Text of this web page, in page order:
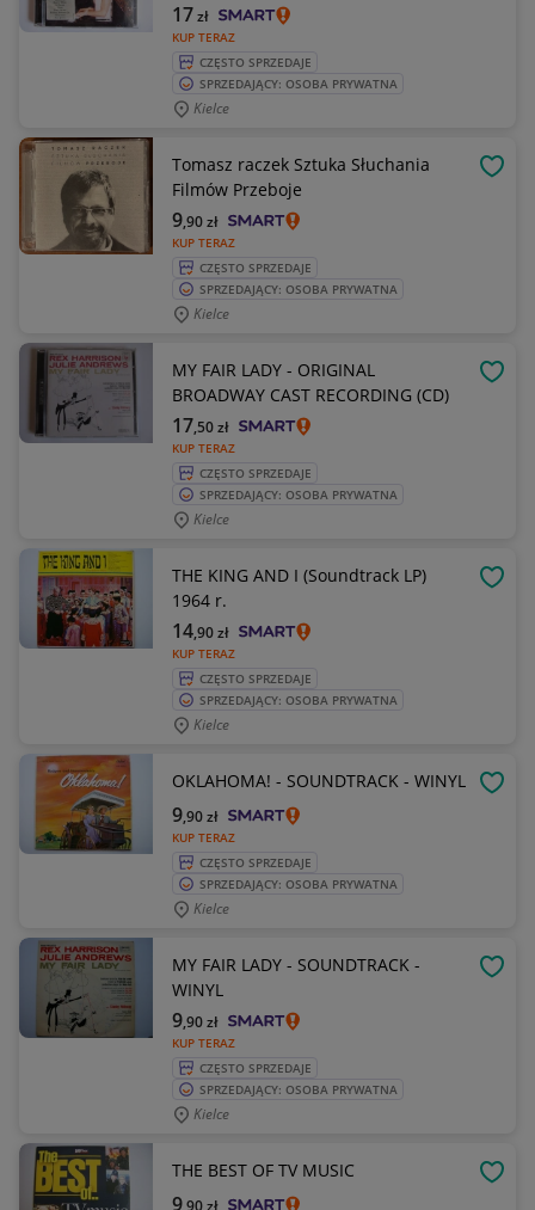
KUP TERAZ
17zł
CZĘSTO SPRZEDAJE
SPRZEDAJĄCY: OSOBA PRYWATNA
Kielce
Tomasz raczek Sztuka Słuchania
Filmów Przeboje
KUP TERAZ
9,90zł
CZĘSTO SPRZEDAJE
SPRZEDAJĄCY: OSOBA PRYWATNA
Kielce
MY FAIR LADY - ORIGINAL
BROADWAY CAST RECORDING (CD)
KUP TERAZ
17,50zł
CZĘSTO SPRZEDAJE
SPRZEDAJĄCY: OSOBA PRYWATNA
Kielce
THE KING AND I (Soundtrack LP)
1964 r.
KUP TERAZ
14,90zł
CZĘSTO SPRZEDAJE
SPRZEDAJĄCY: OSOBA PRYWATNA
Kielce
OKLAHOMA! - SOUNDTRACK - WINYL
KUP TERAZ
9,90zł
CZĘSTO SPRZEDAJE
SPRZEDAJĄCY: OSOBA PRYWATNA
Kielce
MY FAIR LADY - SOUNDTRACK -
WINYL
KUP TERAZ
9,90zł
CZĘSTO SPRZEDAJE
SPRZEDAJĄCY: OSOBA PRYWATNA
Kielce
THE BEST OF TV MUSIC
9,90zł